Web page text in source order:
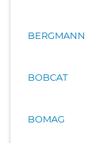
BERGMANN
BOBCAT
BOMAG